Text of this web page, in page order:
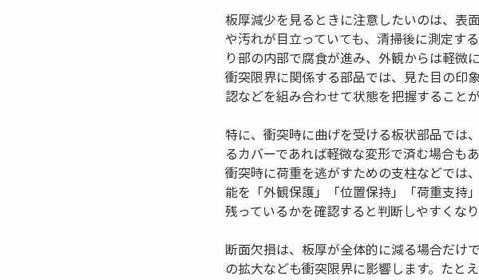
板厚減少を見るときに注意したいのは、表
や汚れが目立っていても、清掃後に測定す
り部の内部で腐食が進み、外観からは軽微
衝突限界に関係する部品では、見た目の印
認などを組み合わせて状態を把握することが
特に、衝突時に曲げを受ける板状部品では
るカバーであれば軽微な変形で済む場合も
衝突時に荷重を逃がすための支柱などでは
能を「外観保護」「位置保持」「荷重支持
残っているかを確認すると判断しやすくなり
断面欠損は、板厚が全体的に減る場合だけ
の拡大なども衝突限界に影響します。たと